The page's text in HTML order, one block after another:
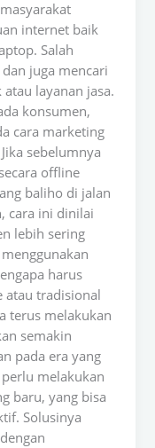
internet baik
Salah
juga mencari
layanan jasa.
konsumen,
cara marketing
sebelumnya
offline
baliho di jalan
cara ini dinilai
lebih sering
harus
atau tradisional
terus melakukan
semakin
pada era yang
melakukan
baru, yang bisa
Solusinya